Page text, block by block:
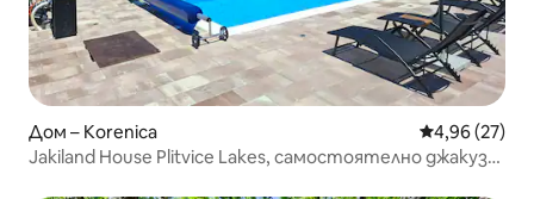
Дом – Korenica Средна
4,96 (27)
Jakiland House Plitvice Lakes, самостоятелно джакузи,